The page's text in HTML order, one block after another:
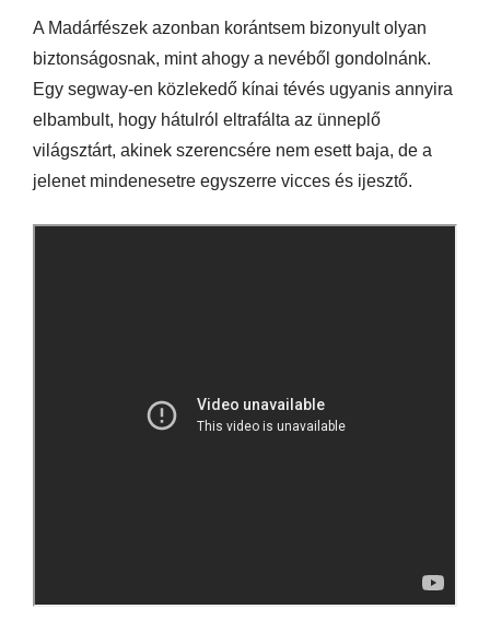
A Madárfészek azonban korántsem bizonyult olyan
biztonságosnak, mint ahogy a nevéből gondolnánk.
Egy segway-en közlekedő kínai tévés ugyanis annyira
elbambult, hogy hátulról eltrafálta az ünneplő
világsztárt, akinek szerencsére nem esett baja, de a
jelenet mindenesetre egyszerre vicces és ijesztő.